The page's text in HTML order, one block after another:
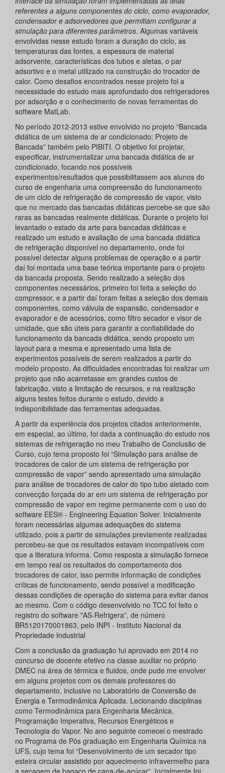
referentes a alguns componentes do ciclo, como evaporador,
condensador e adsorvedores que permitiam configurar a
simulação para diferentes parâmetros. Algumas variáveis
envolvidas nesse estudo foram a duração do ciclo, as
temperaturas das fontes, a espessura de material
adsorvente, características dos tubos e aletas, o par
adsortivo e o metal utilizado na construção do trocador de
calor. Como desafios encontrados nesse projeto foi a
necessidade do estudo mais aprofundado dos refrigeradores
por adsorção e o conhecimento de novas ferramentas do
software MatLab.
No período 2012-2013 estive envolvido no projeto “Bancada
didática de um sistema de ar condicionado: Projeto de
Bancada” também pelo PIBITI. O objetivo foi projetar,
especificar, instrumentalizar uma bancada didática de ar
condicionado, focando nos possíveis
experimentos/resultados que possibilitassem aos alunos do
curso de engenharia uma compreensão do funcionamento
de um ciclo de refrigeração de compressão de vapor, visto
que no mercado das bancadas didáticas percebe-se que são
raras as bancadas realmente didáticas. Durante o projeto foi
levantado o estado da arte para bancadas didáticas e
realizado um estudo e avaliação de uma bancada didática
de refrigeração disponível no departamento, onde foi
possível detectar alguns problemas de operação e a partir
daí foi montada uma base teórica importante para o projeto
da bancada proposta. Sendo realizado a seleção dos
componentes necessários, primeiro foi feita a seleção do
compressor, e a partir daí foram feitas a seleção dos demais
componentes, como válvula de expansão, condensador e
evaporador e de acessórios, como filtro secador e visor de
umidade, que são úteis para garantir a confiabilidade do
funcionamento da bancada didática, sendo proposto um
layout para a mesma e apresentado uma lista de
experimentos possíveis de serem realizados a partir do
modelo proposto. As dificuldades encontradas foi realizar um
projeto que não acarretasse em grandes custos de
fabricação, visto a limitação de recursos, e na realização
alguns testes feitos durante o estudo, devido a
indisponibilidade das ferramentas adequadas.
A partir da experiência dos projetos citados anteriormente,
em especial, ao último, foi dada a continuação do estudo nos
sistemas de refrigeração no meu Trabalho de Conclusão de
Curso, cujo tema proposto foi “Simulação para análise de
trocadores de calor de um sistema de refrigeração por
compressão de vapor” sendo apresentado uma simulação
para análise de trocadores de calor do tipo tubo aletado com
convecção forçada do ar em um sistema de refrigeração por
compressão de vapor em regime permanente com o uso do
software EES® - Engineering Equation Solver. Inicialmente
foram necessárias algumas adequações do sistema
utilizado, pois a partir de simulações previamente realizadas
percebeu-se que os resultados estavam incompatíveis com
que a literatura informa. Como resposta a simulação fornece
em tempo real os resultados do comportamento dos
trocadores de calor, isso permite informação de condições
críticas de funcionamento, sendo possível a modificação
dessas condições de operação do sistema para evitar danos
ao mesmo. Com o código desenvolvido no TCC foi feito o
registro do software "AS-Refrigera”, de número
BR5120170001863, pelo INPI - Instituto Nacional da
Propriedade Industrial
Com a conclusão da graduação fui aprovado em 2014 no
concurso de docente efetivo na classe auxiliar no próprio
DMEC na área de térmica e fluidos, onde pude me envolver
em alguns projetos com os demais professores do
departamento, inclusive no Laboratório de Conversão de
Energia e Termodinâmica Aplicada. Lecionando disciplinas
como Termodinâmica para Engenharia Mecânica,
Programação Imperativa, Recursos Energéticos e
Tecnologia do Vapor. No ano seguinte comecei o mestrado
no Programa de Pós graduação em Engenharia Química na
UFS, cujo tema foi “Desenvolvimento de um secador tipo
esteira circular assistido por aquecimento infravermelho para